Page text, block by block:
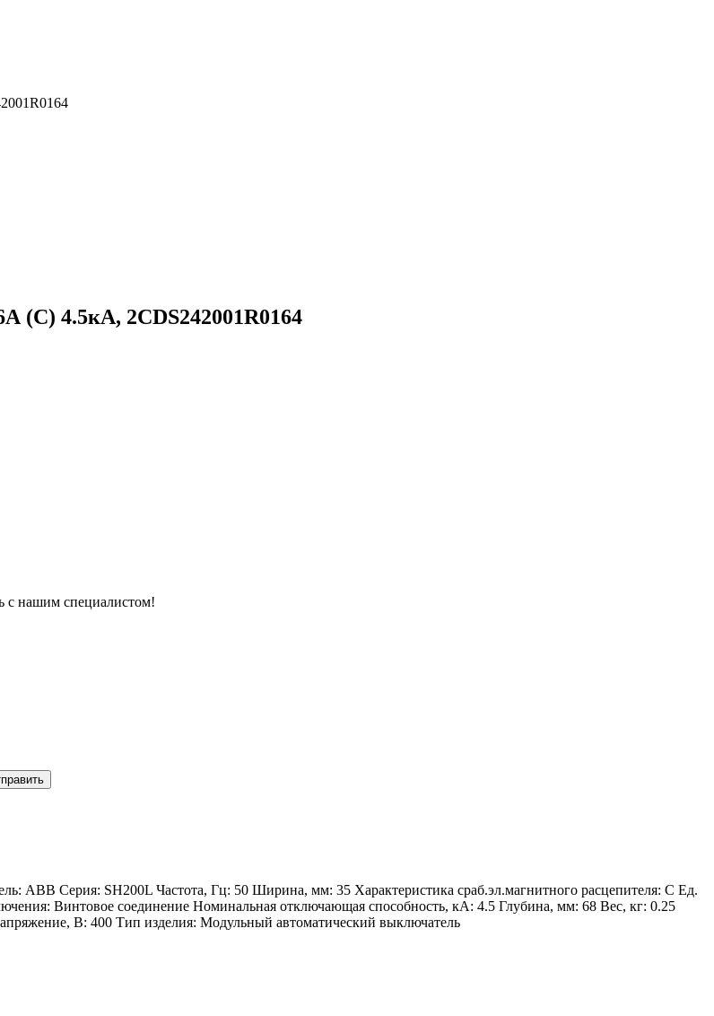
(C) 4.5кА, 2CDS242001R0164
с нашим специалистом!
ABB Серия: SH200L Частота, Гц: 50 Ширина, мм: 35 Характеристика сраб.эл.магнитного расцепителя: C Ед.
Винтовое соединение Номинальная отключающая способность, кA: 4.5 Глубина, мм: 68 Вес, кг: 0.25
В: 400 Тип изделия: Модульный автоматический выключатель